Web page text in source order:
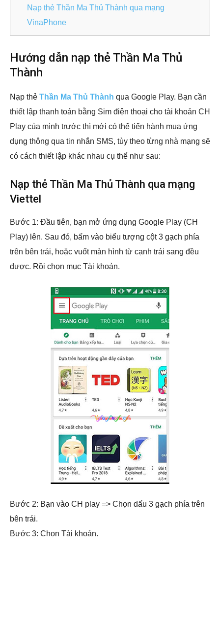
Nạp thẻ Thần Ma Thủ Thành qua mạng
VinaPhone
Hướng dẫn nạp thẻ Thần Ma Thủ
Thành
Nạp thẻ Thần Ma Thủ Thành qua Google Play. Bạn cần
thiết lập thanh toán bằng Sim điện thoại cho tài khoản CH
Play của mình trước thì mới có thể tiến hành mua ứng
dụng thông qua tin nhắn SMS, tùy theo từng nhà mạng sẽ
có cách thiết lập khác nhau cụ thể như sau:
Nạp thẻ Thần Ma Thủ Thành qua mạng
Viettel
Bước 1: Đầu tiên, bạn mở ứng dụng Google Play (CH
Play) lên. Sau đó, bấm vào biểu tượng cột 3 gạch phía
trên bên trái, hoặc vuốt màn hình từ cạnh trái sang đều
được. Rồi chọn mục Tài khoản.
Bước 2: Bạn vào CH play => Chọn dấu 3 gạch phía trên
bên trái.
Bước 3: Chọn Tài khoản.